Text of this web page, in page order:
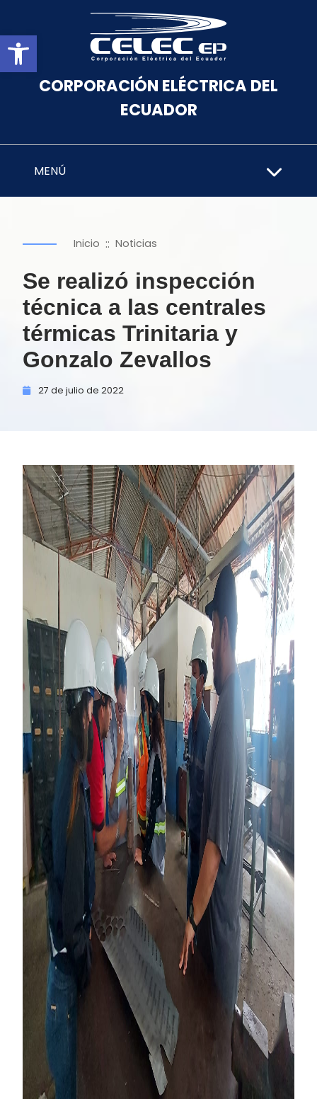
Abrir barra de herramientas
CORPORACIÓN ELÉCTRICA DEL
ECUADOR
MENÚ
Inicio :: Noticias
Se realizó inspección
técnica a las centrales
térmicas Trinitaria y
Gonzalo Zevallos
27 de julio de 2022